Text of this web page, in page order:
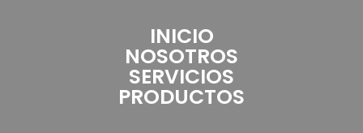
INICIO
NOSOTROS
SERVICIOS
PRODUCTOS